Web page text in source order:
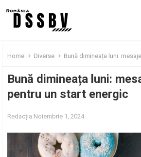
Home Diverse Bună dimineața luni: mesaje
Bună dimineața luni:
pentru un start energic
Redacția Noiembrie 1, 2024